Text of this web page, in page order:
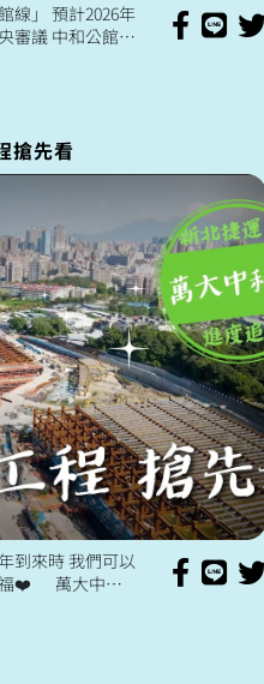
線」 預計2026年
審議 中和公館線
搶先看
到來時 我們可以
福❤️ 萬大中和